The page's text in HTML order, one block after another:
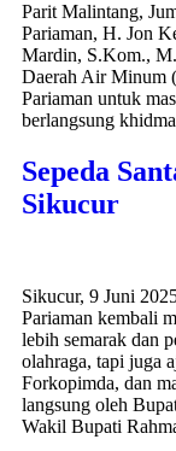
Parit Malintang,
Pariaman, H. Jon
Mardin, S.Kom.,
Daerah Air Minum
Pariaman untuk
berlangsung
Sepeda
Sikucur
Sikucur, 9 Juni
Pariaman kembali
lebih semarak dan
olahraga, tapi juga
Forkopimda, dan
langsung oleh
Wakil Bupati